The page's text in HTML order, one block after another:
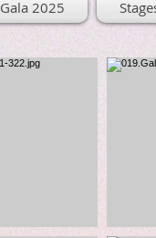
Gala 2025